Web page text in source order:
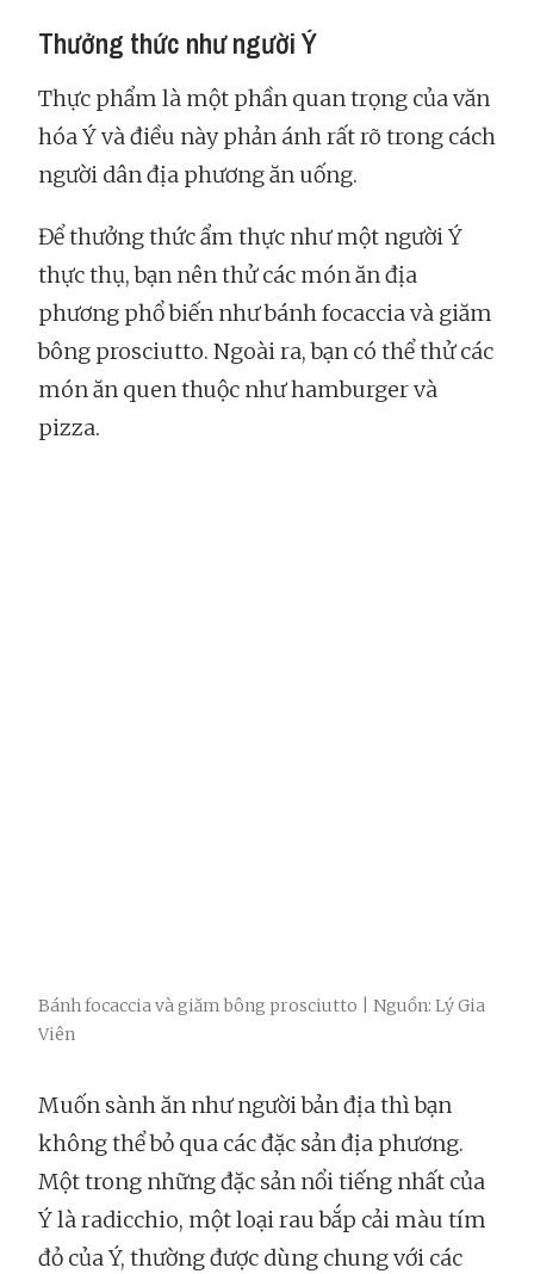
Thưởng thức như người Ý
Thực phẩm là một phần quan trọng của văn
hóa Ý và điều này phản ánh rất rõ trong cách
người dân địa phương ăn uống.
Để thưởng thức ẩm thực như một người Ý
thực thụ, bạn nên thử các món ăn địa
phương phổ biến như bánh focaccia và giăm
bông prosciutto. Ngoài ra, bạn có thể thử các
món ăn quen thuộc như hamburger và
pizza.
Bánh focaccia và giăm bông prosciutto | Nguồn: Lý Gia
Viên
Muốn sành ăn như người bản địa thì bạn
không thể bỏ qua các đặc sản địa phương.
Một trong những đặc sản nổi tiếng nhất của
Ý là radicchio, một loại rau bắp cải màu tím
đỏ của Ý, thường được dùng chung với các